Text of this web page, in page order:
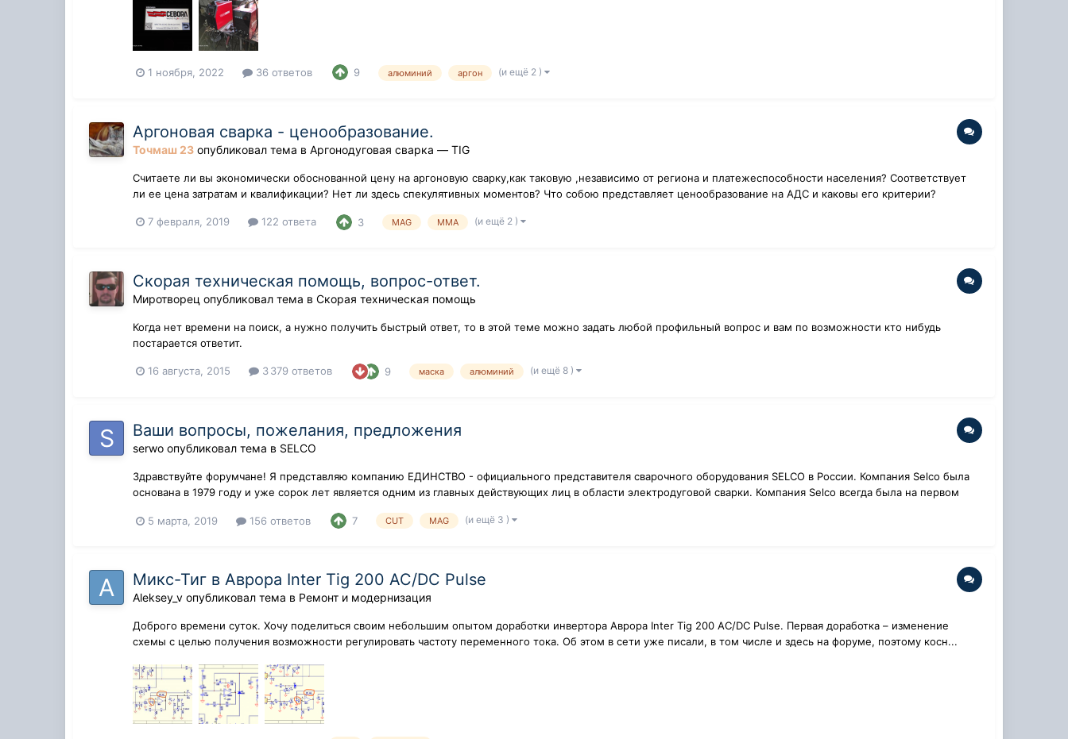
1 ноября, 2022 36 ответов 9 алюминий аргон (и ещё 2 )
Аргоновая сварка - ценообразование.
Точмаш 23 опубликовал тема вАргонодуговая сварка — TIG
Считаете ли вы экономически обоснованной цену на аргоновую сварку,как таковую ,независимо от региона и платежеспособности населения? Соответствует
ли ее цена затратам и квалификации? Нет ли здесь спекулятивных моментов? Что собою представляет ценообразование на АДС и каковы его критерии?
7 февраля, 2019 122 ответа 3 MAG MMA (и ещё 2 )
Скорая техническая помощь, вопрос-ответ.
Миротворец опубликовал тема вСкорая техническая помощь
Когда нет времени на поиск, а нужно получить быстрый ответ, то в этой теме можно задать любой профильный вопрос и вам по возможности кто нибудь
постарается ответит.
16 августа, 2015 3 379 ответов 9 маска алюминий (и ещё 8 )
Ваши вопросы, пожелания, предложения
serwo опубликовал тема в SELCO
Здравствуйте форумчане! Я представляю компанию ЕДИНСТВО - официального представителя сварочного оборудования SELCO в России. Компания Selco была
основана в 1979 году и уже сорок лет является одним из главных действующих лиц в области электродуговой сварки. Компания Selco всегда была на первом
5 марта, 2019
156 ответов 7 CUT MAG (и ещё 3 )
Микс-Тиг в Аврора Inter Tig 200 AC/DC Pulse
Aleksey_v опубликовал тема в Ремонт и модернизация
Доброго времени суток. Хочу поделиться своим небольшим опытом доработки инвертора Аврора Inter Tig 200 AC/DC Pulse. Первая доработка – изменение
схемы с целью получения возможности регулировать частоту переменного тока. Об этом в сети уже писали, в том числе и здесь на форуме, поэтому косн...